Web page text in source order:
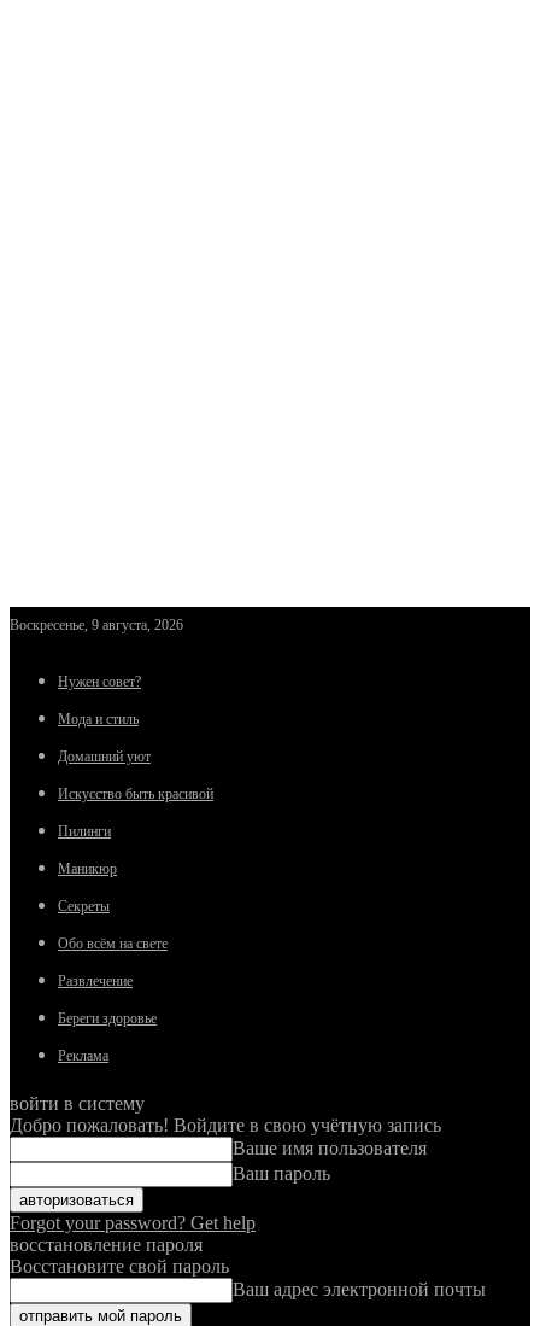
Воскресенье, 9 августа, 2026
Нужен совет?
Мода и стиль
Домашний уют
Искусство быть красивой
Пилинги
Маникюр
Секреты
Обо всём на свете
Развлечение
Береги здоровье
Реклама
войти в систему
Добро пожаловать! Войдите в свою учётную запись
Ваше имя пользователя
Ваш пароль
Forgot your password? Get help
восстановление пароля
Восстановите свой пароль
Ваш адрес электронной почты